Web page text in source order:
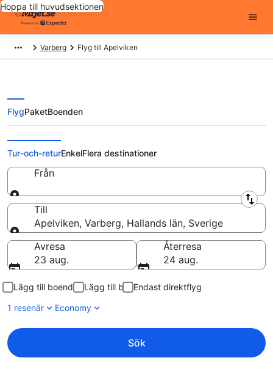
Hoppa till huvudsektionen
Varberg Flyg till Apelviken
Billiga flygbiljetter till Apelviken
FlygPaketBoenden
Tur-och-returEnkelFlera destinationer
Från
Från
Till
Apelviken, Varberg, Hallands län, Sverige
Till
Avresa
23 aug.
Återresa
24 aug.
Lägg till boende Lägg till bil
Endast direktflyg
1 resenär
Economy
Sök